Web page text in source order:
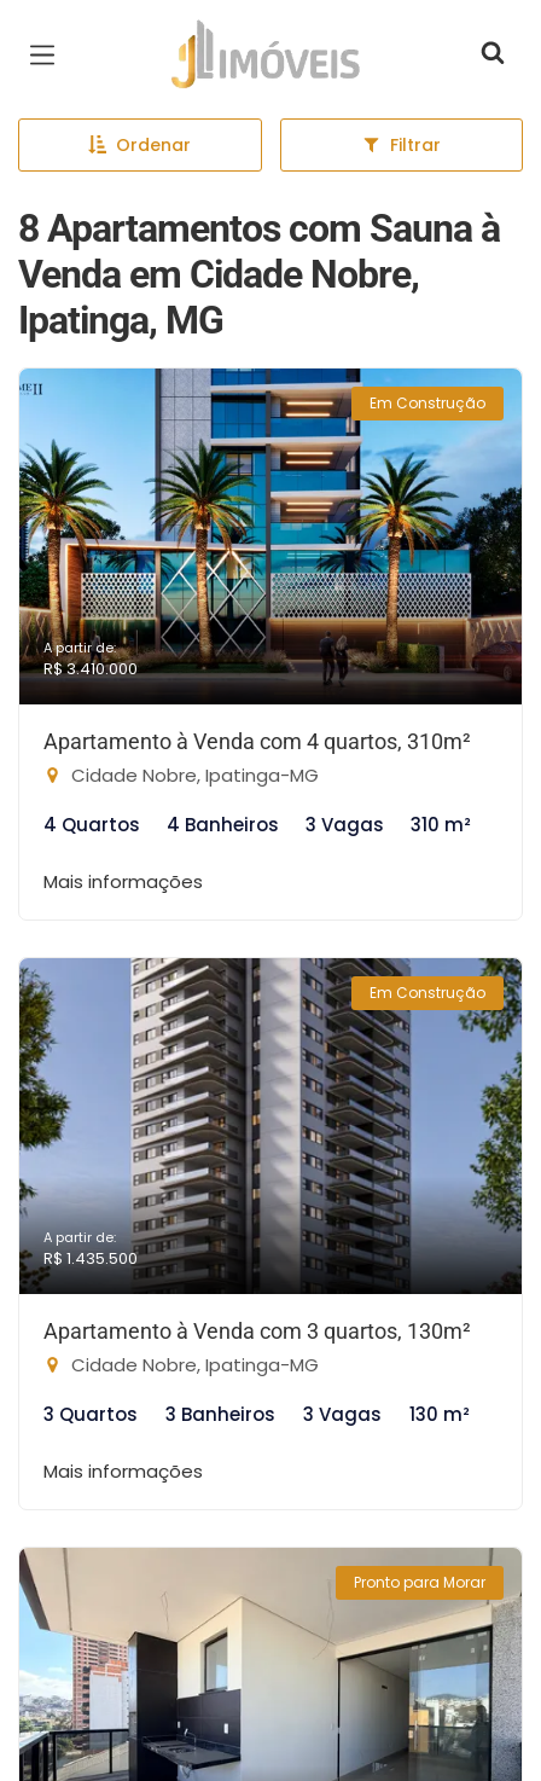
Página inicial
Ordenar Filtrar
8 Apartamentos com Sauna à
Venda em Cidade Nobre,
Ipatinga, MG
Em Construção
A partir de:
R$ 3.410.000
Apartamento à Venda com 4 quartos, 310m²
Cidade Nobre, Ipatinga-MG
4 Quartos
4 Banheiros 3 Vagas 310 m²
Mais informações
Em Construção
A partir de:
R$ 1.435.500
Apartamento à Venda com 3 quartos, 130m²
Cidade Nobre, Ipatinga-MG
3 Quartos
3 Banheiros 3 Vagas 130 m²
Mais informações
Pronto para Morar